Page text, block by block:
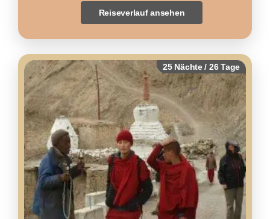
Reiseverlauf ansehen
25 Nächte / 26 Tage